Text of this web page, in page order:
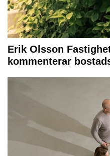
Erik Olsson
kommenterar